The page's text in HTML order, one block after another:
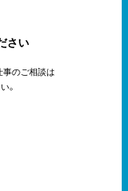
さい
事のご相談は
。